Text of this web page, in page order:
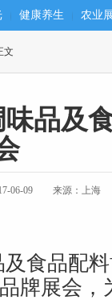
健康养生 农业
文
品及
06-09 来源：上海
食品配
牌展会，